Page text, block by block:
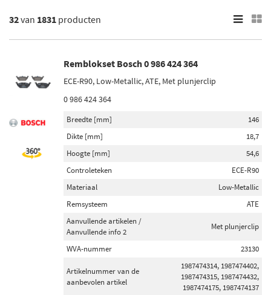
Achteras (33)
Vooras (33)
Voorraad
Op voorraad (1362)
32van 1831 producten
Remblokset Bosch 0 986 424 364
ECE-R90, Low-Metallic, ATE, Met plunjerclip
0 986 424 364
Breedte [mm]
146
Dikte [mm]
18,7
Hoogte [mm]
54,6
Controleteken
ECE-R90
Materiaal
Low-Metallic
Remsysteem
ATE
Aanvullende artikelen /
Aanvullende info 2
Met plunjerclip
WVA-nummer 23130
Artikelnummer van de
aanbevolen artikel
1987474314, 1987474402,
1987474315, 1987474432,
1987474175, 1987474137